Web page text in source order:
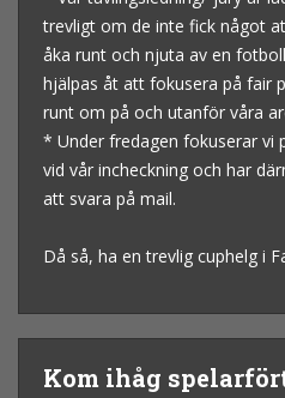
trevligt om de inte fick något
åka runt och njuta av en
hjälpas åt att fokusera på fair
runt om på och utanför våra
* Under fredagen fokuserar vi
vid vår incheckning och har
att svara på mail.
Då så, ha en trevlig cuphelg i
Kom ihåg